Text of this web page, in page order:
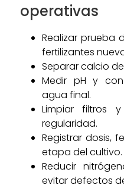
operativas
Realizar prueba
fertilizantes
Separar calcio
Medir pH y
agua final.
Limpiar filtros
regularidad.
Registrar dosis,
etapa del cultivo.
Reducir
evitar defectos